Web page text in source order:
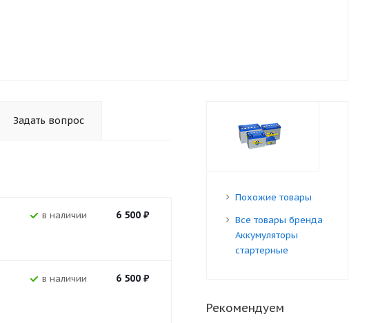
Задать вопрос
В наличии 6 500₽
В наличии 6 500₽
Похожие товары
Все товары бренда
Аккумуляторы
стартерные
Рекомендуем